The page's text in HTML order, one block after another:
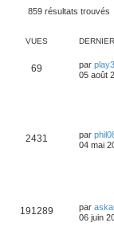
859 résultats trouvés
VUES
69 par
05 août
2431 par
04 mai
191289 par
06 juin